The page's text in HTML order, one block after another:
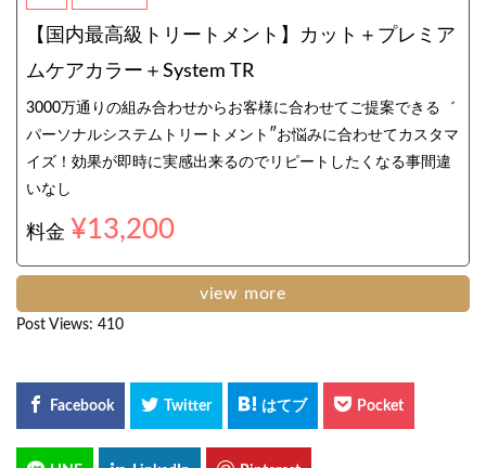
【国内最高級トリートメント】カット＋プレミア
ムケアカラー＋System TR
3000万通りの組み合わせからお客様に合わせてご提案できる゛
パーソナルシステムトリートメント″お悩みに合わせてカスタマ
イズ！効果が即時に実感出来るのでリピートしたくなる事間違
いなし
料金 ¥13,200
view more
Post Views: 410